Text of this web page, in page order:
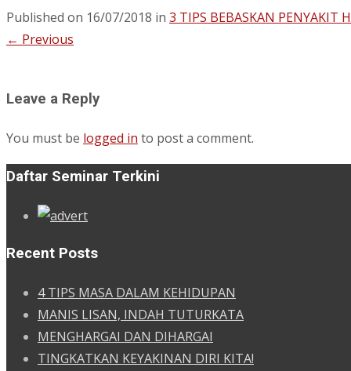
Published on 16/07/2018 in 3 TIPS BEBASKAN PENYAKIT
← Previous
Leave a Reply
You must be logged in to post a comment.
Daftar Seminar Terkini
Recent Posts
4 TIPS MASA DALAM KEHIDUPAN
MANIS LISAN, INDAH TUTURKATA
MENGHARGAI DAN DIHARGAI
TINGKATKAN KEYAKINAN DIRI KITA!